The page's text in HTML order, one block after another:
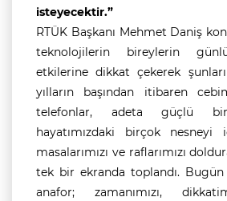
isteyecektir.”
RTÜK Başkanı Mehmet Daniş
teknolojilerin bireylerin
etkilerine dikkat çekerek şunları
yılların başından itibaren
telefonlar, adeta güçlü
hayatımızdaki birçok
masalarımızı ve raflarımızı
tek bir ekranda toplandı.
anafor; zamanımızı,